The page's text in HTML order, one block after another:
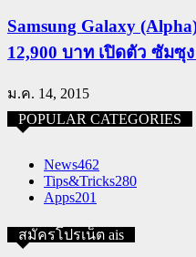
Samsung Galaxy
12,900 บาท เปิดตัว ซัมซุ
ม.ค. 14, 2015
POPULAR CATEGORIES
News462
Tips&Tricks280
Apps201
สมัครโปรเน็ต ais